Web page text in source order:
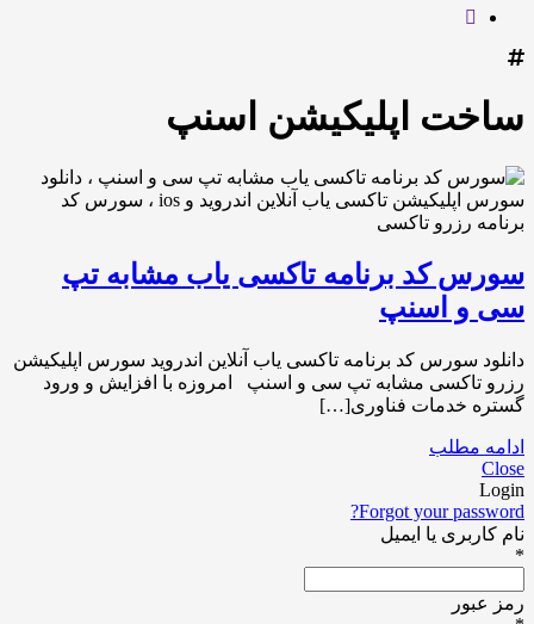
ساخت اپلیکیشن اسنپ
سورس کد برنامه تاکسی یاب مشابه تپ
سی و اسنپ
دانلود سورس کد برنامه تاکسی یاب آنلاین اندروید سورس اپلیکیشن
رزرو تاکسی مشابه تپ سی و اسنپ امروزه با افزایش و ورود
گستره خدمات فناوری[…]
ادامه مطلب
Close
Login
Forgot your password?
نام کاربری یا ایمیل
*
رمز عبور